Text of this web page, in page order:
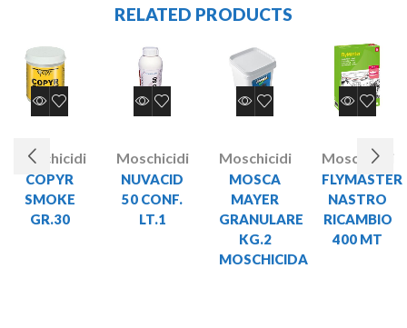
RELATED PRODUCTS
Moschicidi
COPYR
SMOKE
GR.30
Moschicidi
NUVACID
50 CONF.
LT.1
Moschicidi
MOSCA
MAYER
GRANULARE
KG.2
MOSCHICIDA
Moschicidi
FLYMASTER
NASTRO
RICAMBIO
400 MT